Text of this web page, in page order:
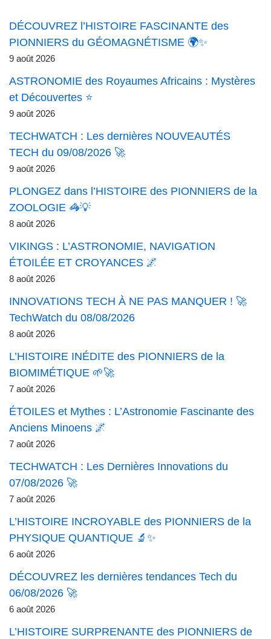
DÉCOUVREZ l’HISTOIRE FASCINANTE des
PIONNIERS du GÉOMAGNÉTISME 🌍✨
9 août 2026
ASTRONOMIE des Royaumes Africains : Mystères
et Découvertes ⭐
9 août 2026
TECHWATCH : Les dernières NOUVEAUTÉS
TECH du 09/08/2026 🚀
9 août 2026
PLONGEZ dans l’HISTOIRE des PIONNIERS de la
ZOOLOGIE 🦓💡
8 août 2026
VIKINGS : L’ASTRONOMIE, NAVIGATION
ÉTOILÉE ET CROYANCES 🌌
8 août 2026
INNOVATIONS TECH À NE PAS MANQUER ! 🚀
TechWatch du 08/08/2026
8 août 2026
L’HISTOIRE INÉDITE des PIONNIERS de la
BIOMIMÉTIQUE 🌱🚀
7 août 2026
ÉTOILES et Mythes : L’Astronomie Fascinante des
Anciens Minoens 🌌
7 août 2026
TECHWATCH : Les Dernières Innovations du
07/08/2026 🚀
7 août 2026
L’HISTOIRE INCROYABLE des PIONNIERS de la
PHYSIQUE QUANTIQUE 🔬✨
6 août 2026
DÉCOUVREZ les dernières tendances Tech du
06/08/2026 🚀
6 août 2026
L’HISTOIRE SURPRENANTE des PIONNIERS de